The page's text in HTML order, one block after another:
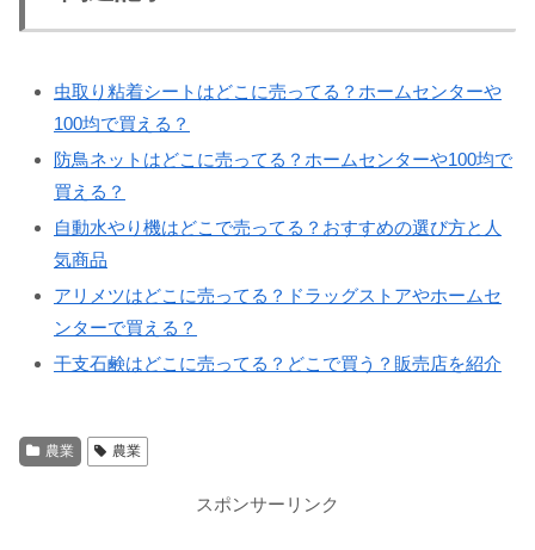
虫取り粘着シートはどこに売ってる？ホームセンターや
100均で買える？
防鳥ネットはどこに売ってる？ホームセンターや100均で
買える？
自動水やり機はどこで売ってる？おすすめの選び方と人
気商品
アリメツはどこに売ってる？ドラッグストアやホームセ
ンターで買える？
干支石鹸はどこに売ってる？どこで買う？販売店を紹介
農業 農業
スポンサーリンク